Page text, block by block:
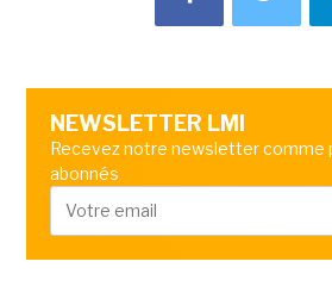
NEWSLETTER LMI
Recevez notre newsletter comme
abonnés